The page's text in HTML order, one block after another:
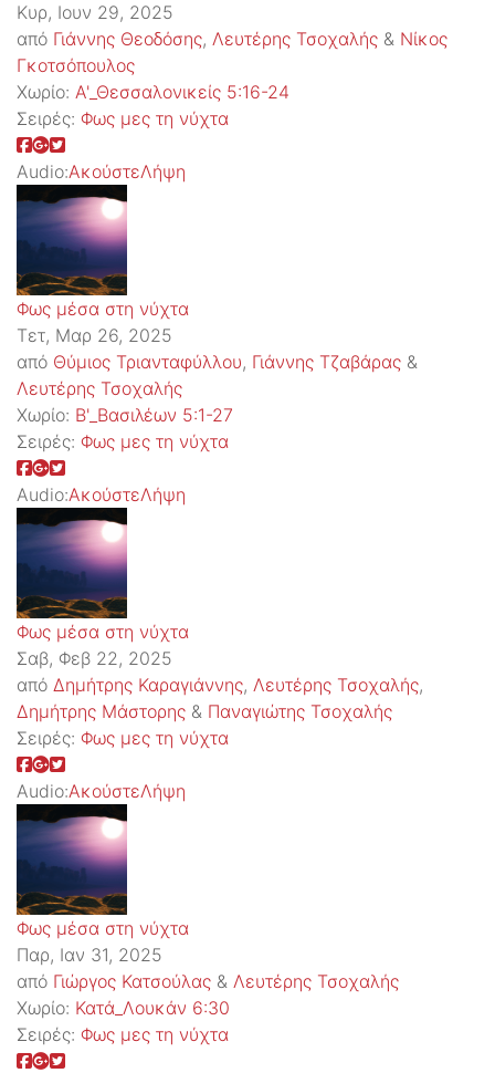
Κυρ, Ιουν 29, 2025
από Γιάννης Θεοδόσης, Λευτέρης Τσοχαλής & Νίκος
Γκοτσόπουλος
Χωρίο: Α'_Θεσσαλονικείς 5:16-24
Σειρές: Φως μες τη νύχτα
Audio:ΑκούστεΛήψη
Φως μέσα στη νύχτα
Τετ, Μαρ 26, 2025
από Θύμιος Τριανταφύλλου, Γιάννης Τζαβάρας &
Λευτέρης Τσοχαλής
Χωρίο: Β'_Βασιλέων 5:1-27
Σειρές: Φως μες τη νύχτα
Audio:ΑκούστεΛήψη
Φως μέσα στη νύχτα
Σαβ, Φεβ 22, 2025
από Δημήτρης Καραγιάννης, Λευτέρης Τσοχαλής,
Δημήτρης Μάστορης & Παναγιώτης Τσοχαλής
Σειρές: Φως μες τη νύχτα
Audio:ΑκούστεΛήψη
Φως μέσα στη νύχτα
Παρ, Ιαν 31, 2025
από Γιώργος Κατσούλας & Λευτέρης Τσοχαλής
Χωρίο: Κατά_Λουκάν 6:30
Σειρές: Φως μες τη νύχτα